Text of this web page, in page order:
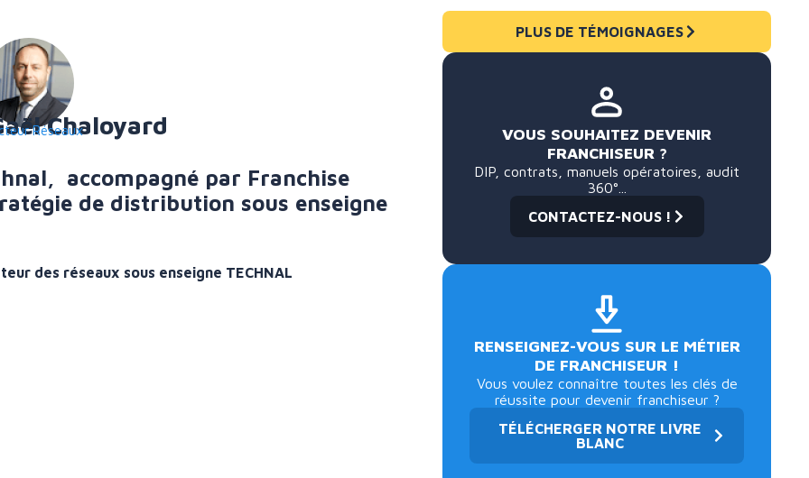
Chaloyard
Réseaux
accompagné par Franchise
de distribution sous enseigne
des réseaux sous enseigne TECHNAL
PLUS DE TÉMOIGNAGES
VOUS SOUHAITEZ DEVENIR
FRANCHISEUR ?
DIP, contrats, manuels opératoires, audit
360°...
CONTACTEZ-NOUS !
RENSEIGNEZ-VOUS SUR LE MÉTIER
DE FRANCHISEUR !
Vous voulez connaître toutes les clés de
réussite pour devenir franchiseur ?
TÉLÉCHERGER NOTRE LIVRE
BLANC